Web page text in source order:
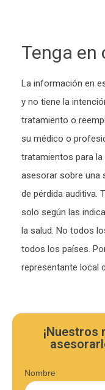
Tenga en
La información en
y no tiene la
tratamiento o
su médico o
tratamientos para la
asesorar sobre una
de pérdida auditiva.
solo según las
la salud. No todos
todos los países.
representante local
¡Nuestros
Nombre